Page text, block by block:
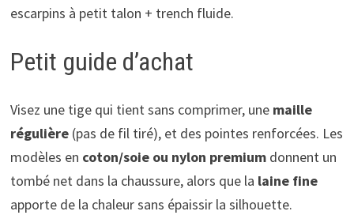
escarpins à petit talon + trench fluide.
Petit guide d’achat
Visez une tige qui tient sans comprimer, une maille
régulière(pas de fil tiré), et des pointes renforcées. Les
modèles en coton/soie ou nylon premiumdonnent un
tombé net dans la chaussure, alors que la laine fine
apporte de la chaleur sans épaissir la silhouette.